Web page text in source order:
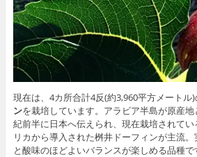
現在は、4カ所合計4反(約3,960平方メートル)
ンを栽培しています。アラビア半島が原産
紀前半に日本へ伝えられ、現在栽培されて
リカから導入された桝井ドーフィンが主流
と酸味のほどよいバランスが楽しめる品種で